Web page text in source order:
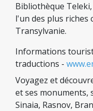
Bibliothèque
l'un des plus riches
Transylvanie.
Informations
traductions -
Voyagez et
et ses monuments,
Sinaia, Rasnov,